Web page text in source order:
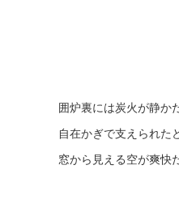
囲炉裏には炭火が静か
自在かぎで支えられた
窓から見える空が爽快